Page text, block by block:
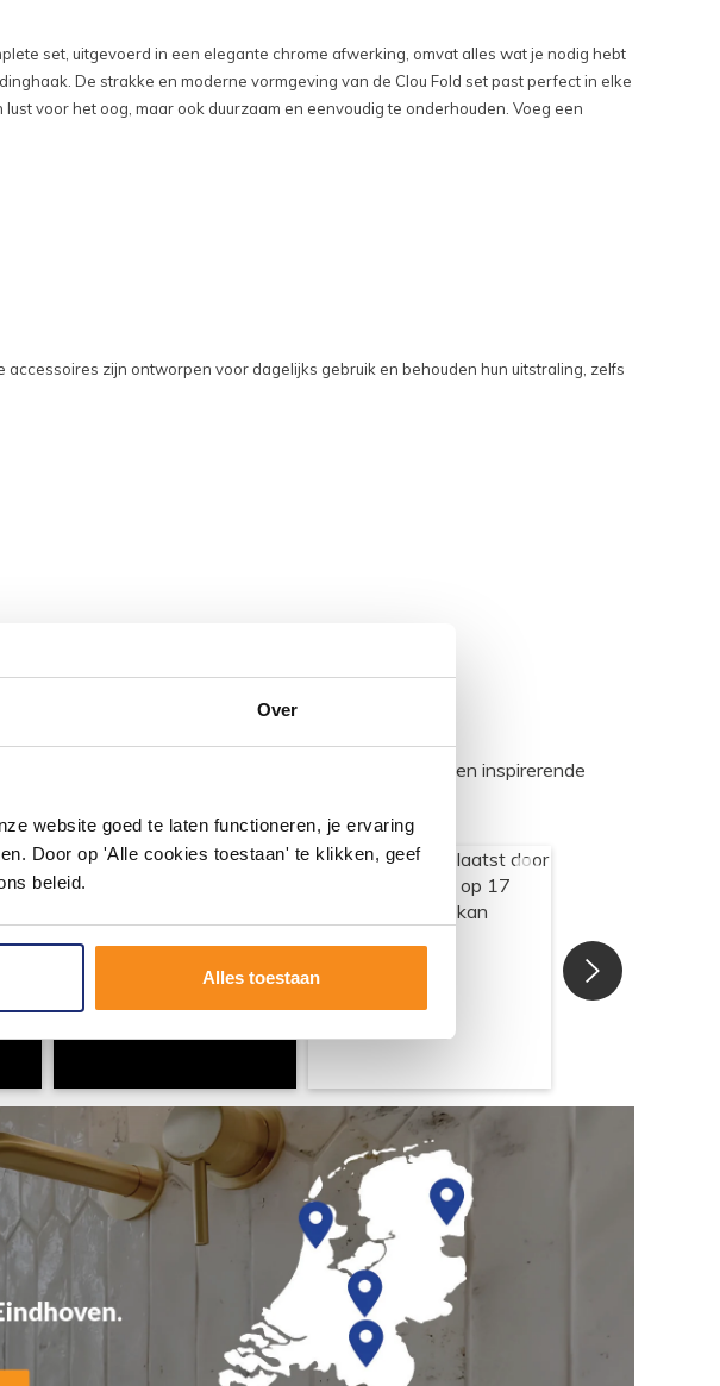
Over
website goed te laten functioneren, je ervaring
Door op 'Alle cookies toestaan' te klikken, geef
beleid.
Alles toestaan
set, uitgevoerd in een elegante chrome afwerking, omvat alles wat je nodig hebt
De strakke en moderne vormgeving van de Clou Fold set past perfect in elke
voor het oog, maar ook duurzaam en eenvoudig te onderhouden. Voeg een
zijn ontworpen voor dagelijks gebruik en behouden hun uitstraling, zelfs
en tag @megadumpnl. Samen bouwen we een inspirerende